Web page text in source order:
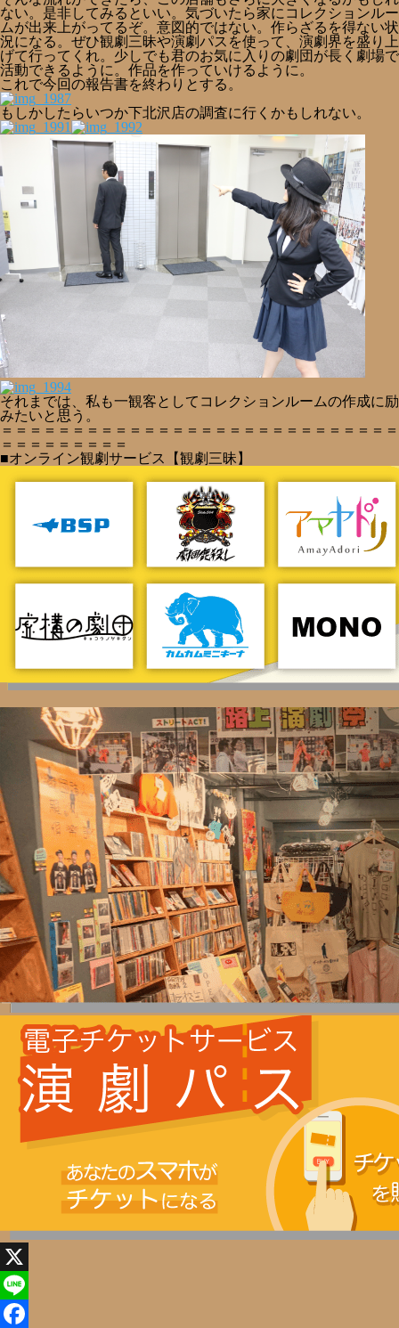
ない。是非してみるといい。気づいたら家にコレクションルー
ムが出来上がってるぞ。意図的ではない。作らざるを得ない状
況になる。ぜひ観劇三昧や演劇パスを使って、演劇界を盛り上
げて行ってくれ。少しでも君のお気に入りの劇団が長く劇場で
活動できるように。作品を作っていけるように。
これで今回の報告書を終わりとする。
もしかしたらいつか下北沢店の調査に行くかもしれない。
それまでは、私も一観客としてコレクションルームの作成に励
みたいと思う。
＝＝＝＝＝＝＝＝＝＝＝＝＝＝＝＝＝＝＝＝＝＝＝＝＝＝＝＝
＝＝＝＝＝＝＝＝＝
■オンライン観劇サービス【観劇三昧】
X
Line